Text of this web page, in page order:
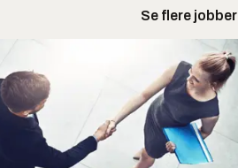
Se flere jobber